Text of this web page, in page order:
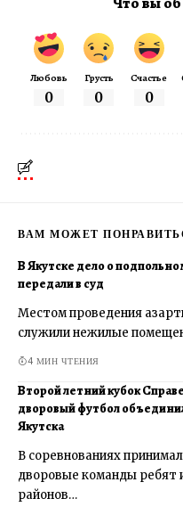
Любовь
0
Грусть
0
Счастье
0
ВАМ МОЖЕТ
В Якутске дело о
передали в суд
Местом проведения
служили нежилые
4 МИН ЧТЕНИЯ
Второй летний кубок
дворовый футбол
Якутска
В соревнованиях
дворовые команды ребят
районов…